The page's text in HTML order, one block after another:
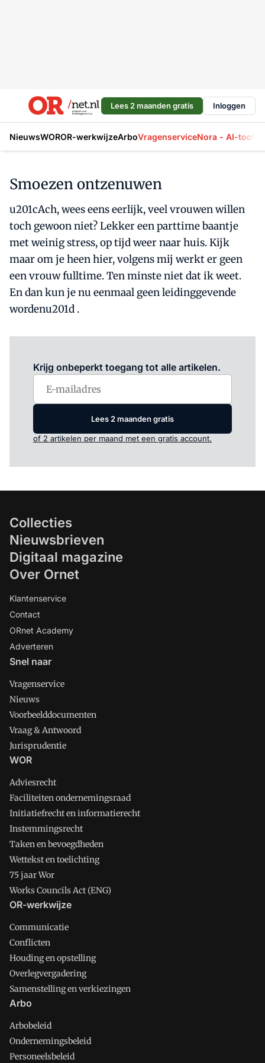
Lees 2 maanden gratis Inloggen
NieuwsWOROR-werkwijzeArboVragenserviceNora - AI-tool
Smoezen ontzenuwen
u201cAch, wees eens eerlijk, veel vrouwen willen
toch gewoon niet? Lekker een parttime baantje
met weinig stress, op tijd weer naar huis. Kijk
maar om je heen hier, volgens mij werkt er geen
een vrouw fulltime. Ten minste niet dat ik weet.
En dan kun je nu eenmaal geen leidinggevende
wordenu201d .
Krijg onbeperkt toegang tot alle artikelen.
Lees 2 maanden gratis
of 2 artikelen per maand met een gratis account.
Collecties
Nieuwsbrieven
Digitaal magazine
Over Ornet
Klantenservice
Contact
ORnet Academy
Adverteren
Snel naar
Vragenservice
Nieuws
Voorbeelddocumenten
Vraag & Antwoord
Jurisprudentie
WOR
Adviesrecht
Faciliteiten ondernemingsraad
Initiatiefrecht en informatierecht
Instemmingsrecht
Taken en bevoegdheden
Wettekst en toelichting
75 jaar Wor
Works Councils Act (ENG)
OR-werkwijze
Communicatie
Conflicten
Houding en opstelling
Overlegvergadering
Samenstelling en verkiezingen
Arbo
Arbobeleid
Ondernemingsbeleid
Personeelsbeleid